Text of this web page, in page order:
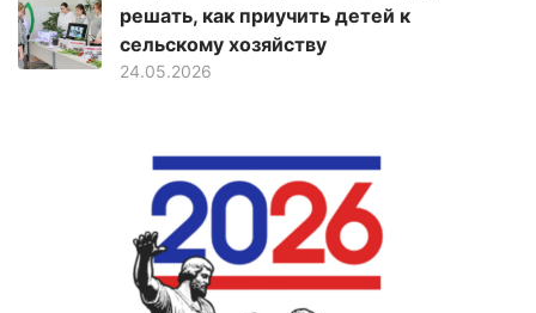
решать, как приучить детей к
сельскому хозяйству
24.05.2026